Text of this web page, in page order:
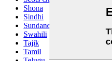
Shona
Sindhi
Sundanese
Swahili
Tajik
Tamil